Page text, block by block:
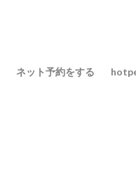
ネット予約をする